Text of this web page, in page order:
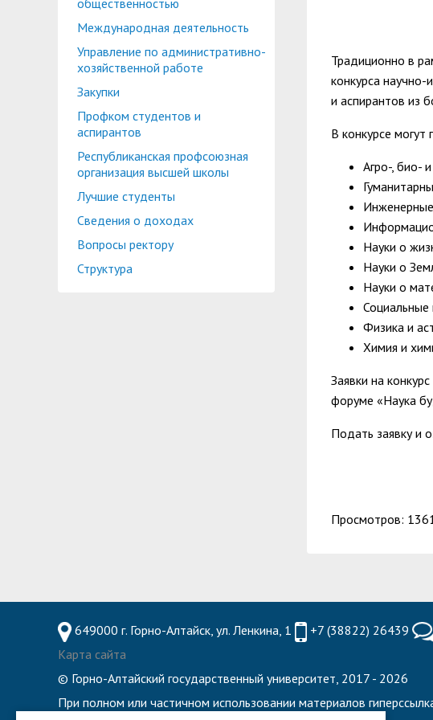
общественностью
Международная деятельность
Управление по административно-
хозяйственной работе
Закупки
Профком студентов и
аспирантов
Республиканская профсоюзная
организация высшей школы
Лучшие студенты
Сведения о доходах
Вопросы ректору
Структура
Традиционно в
конкурса научно-
и аспирантов из
В конкурсе
Агро-, био-
Науки о
Науки о
Науки о
Социальные
Физика и
Химия и
Заявки на
форуме «Наука
Подать заявку и
Просмотров:
649000 г. Горно-Алтайск, ул. Ленкина, 1 +7 (38822) 26439
Карта сайта
© Горно-Алтайский государственный университет, 2017 - 2026
При полном или частичном использовании материалов